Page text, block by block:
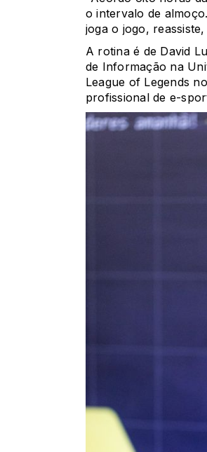
o intervalo de
joga o jogo,
A rotina é de David
de Informação na
League of Legends
profissional de e-